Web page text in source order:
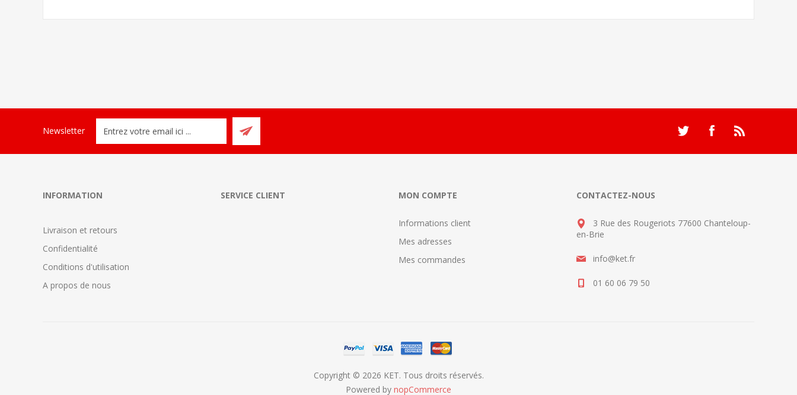
Newsletter
INFORMATION
Livraison et retours
Confidentialité
Conditions d'utilisation
A propos de nous
SERVICE CLIENT MON COMPTE
Informations client
Mes adresses
Mes commandes
CONTACTEZ-NOUS
3 Rue des Rougeriots 77600 Chanteloup-
en-Brie
info@ket.fr
01 60 06 79 50
Copyright © 2026 KET. Tous droits réservés.
Powered by nopCommerce